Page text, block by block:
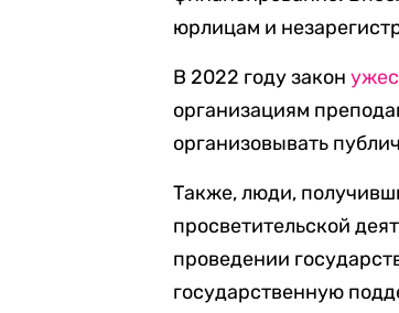
юрлицам и
В 2022 году закон
организациям
организовывать
Также, люди,
просветительской
проведении
государственную